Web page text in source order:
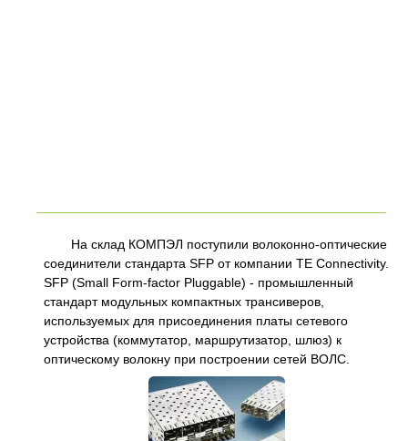
На склад КОМПЭЛ поступили волоконно-оптические
соединители стандарта SFP от компании TE Connectivity.
SFP (Small Form-factor Pluggable) - промышленный
стандарт модульных компактных трансиверов,
используемых для присоединения платы сетевого
устройства (коммутатор, маршрутизатор, шлюз) к
оптическому волокну при построении сетей ВОЛС.